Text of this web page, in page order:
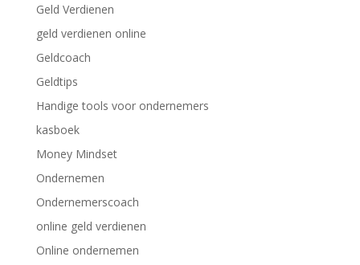
Geld Verdienen
geld verdienen online
Geldcoach
Geldtips
Handige tools voor ondernemers
kasboek
Money Mindset
Ondernemen
Ondernemerscoach
online geld verdienen
Online ondernemen